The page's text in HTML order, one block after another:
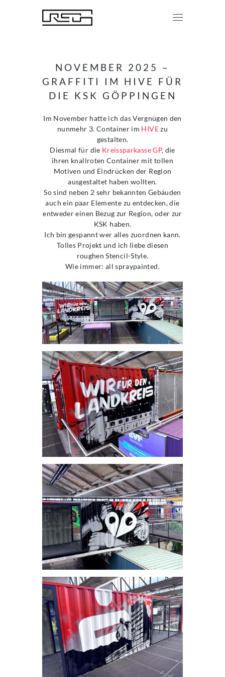
NOVEMBER 2025 –
GRAFFITI IM HIVE FÜR
DIE KSK GÖPPINGEN
Im November hatte ich das Vergnügen den
nunmehr 3. Container im HIVEzu
gestalten.
Diesmal für die Kreissparkasse GP, die
ihren knallroten Container mit tollen
Motiven und Eindrücken der Region
ausgestaltet haben wollten.
So sind neben 2 sehr bekannten Gebäuden
auch ein paar Elemente zu entdecken, die
entweder einen Bezug zur Region, oder zur
KSK haben.
Ich bin gespannt wer alles zuordnen kann.
Tolles Projekt und ich liebe diesen
roughen Stencil-Style.
Wie immer: all spraypainted.